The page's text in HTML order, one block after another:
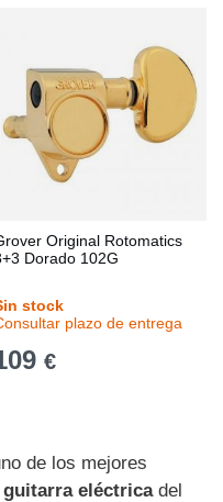
Original Rotomatics
Dorado 102G
stock
plazo de entrega
€
de los mejores
eléctricadel